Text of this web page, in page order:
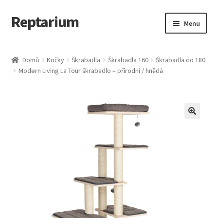
Přeskočit
na
Přejít
k
webu
Reptarium Menu
Košík
Domů Kočky Škrabadla Škrabadla 160
Škrabadla do 180
Modern Living La Tour škrabadlo – přírodní / hnědá